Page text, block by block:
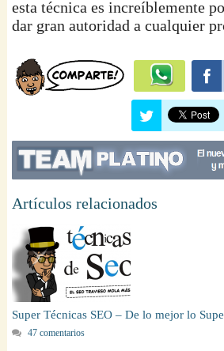
esta técnica es increíblemente
dar gran autoridad a cualquier
Artículos relacionados
Super Técnicas SEO – De lo mejor lo
47 comentarios